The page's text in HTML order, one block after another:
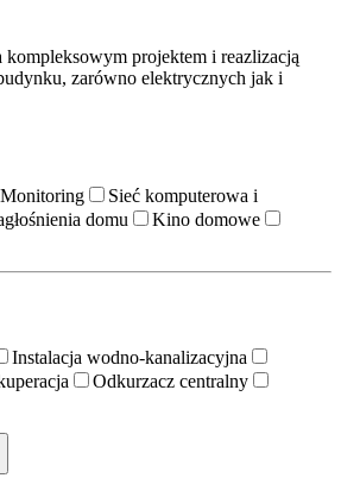
kompleksowym projektem i reazlizacją
zarówno elektrycznych jak i
Monitoring
Sieć komputerowa i
domu
Kino domowe
Instalacja wodno-kanalizacyjna
Odkurzacz centralny